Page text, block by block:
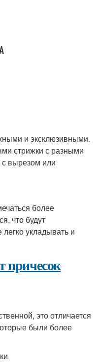
и эксклюзивными.
стрижки с разными
вырезом или
более
что будут
укладывать и
причесок
это отличается
были более